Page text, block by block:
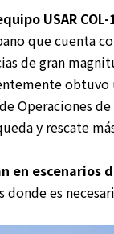
USAR COL-
que cuenta
de gran
obtuvo
Operaciones
y rescate
en escenarios
donde es